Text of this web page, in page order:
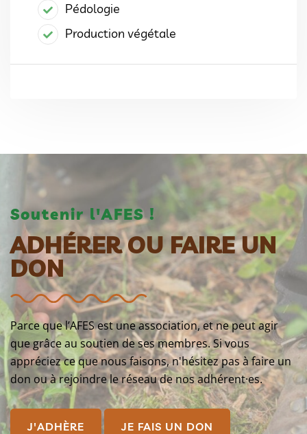
Pédologie
Production végétale
Soutenir l'AFES !
ADHÉRER OU FAIRE UN
DON
Parce que l’AFES est une association, et ne peut agir
que grâce au soutien de ses membres. Si vous
appréciez ce que nous faisons, n'hésitez pas à faire un
don ou à rejoindre le réseau de nos adhérent·es.
J'ADHÈRE JE FAIS UN DON